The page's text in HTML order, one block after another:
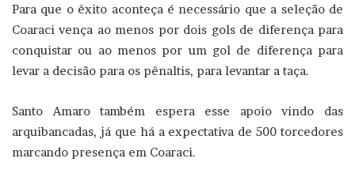
Para que o êxito aconteça é necessário que a seleção de
Coaraci vença ao menos por dois gols de diferença para
conquistar ou ao menos por um gol de diferença para
levar a decisão para os pênaltis, para levantar a taça.
Santo Amaro também espera esse apoio vindo das
arquibancadas, já que há a expectativa de 500 torcedores
marcando presença em Coaraci.